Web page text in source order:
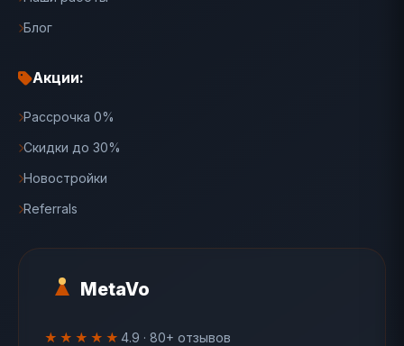
MetaVo
★★★★★ 4.9 · 80+ отзывов
Блог
Акции:
Рассрочка 0%
Скидки до 30%
Новостройки
Referrals